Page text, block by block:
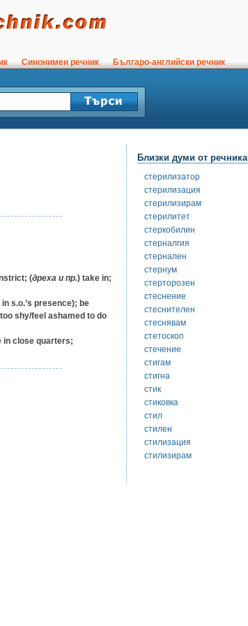
Синонимен речник Българо-английски речник
(дреха и пр.) take in;
in s.o.’s presence); be
shy/feel ashamed to do
in close quarters;
Близки думи от речника
стерилизатор
стерилизация
стерилизирам
стерилитет
стеркобилин
стерналгия
стернален
стернум
стерторозен
стеснение
стеснителен
стеснявам
стетоскоп
стечение
стигам
стигна
стик
стиковка
стил
стилен
стилизация
стилизирам